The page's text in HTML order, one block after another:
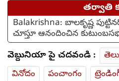
తర్వాతి
Balakrishna: బాలకృష్ణ
చూస్తూ ఆనందించిన
వెబ్దునియా పై చదవండి :
వినోదం
పంచాంగం